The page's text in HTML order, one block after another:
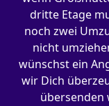
dritte Etage
noch zwei
nicht
wünschst ein
wir Dich
übersenden